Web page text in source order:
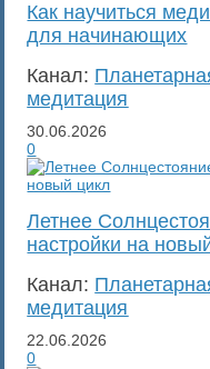
Как научиться
для начинающих
Канал:
медитация
30.06.2026
0
Летнее
настройки на
Канал:
медитация
22.06.2026
0